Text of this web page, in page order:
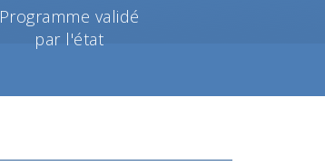
Programme validé
par l'état